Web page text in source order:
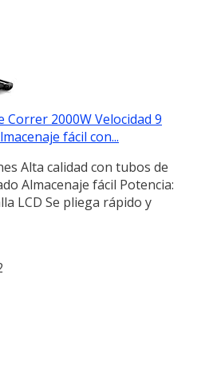
Correr 2000W Velocidad 9
fácil con...
Alta calidad con tubos de
Almacenaje fácil Potencia:
LCD Se pliega rápido y